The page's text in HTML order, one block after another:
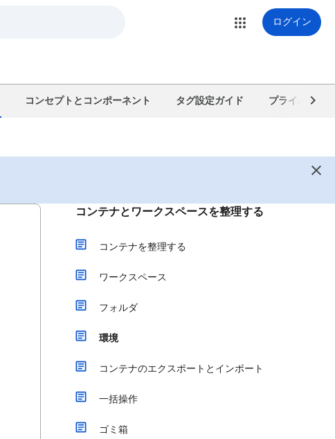
ログイン
コンセプトとコンポーネント タグ設定ガイド プライバシー
コンテナとワークスペースを整理する
コンテナを整理する
ワークスペース
フォルダ
環境
コンテナのエクスポートとインポート
一括操作
ゴミ箱